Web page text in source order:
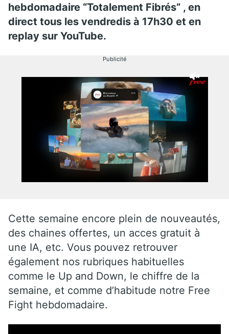
hebdomadaire “Totalement Fibrés” , en
direct tous les vendredis à 17h30 et en
replay sur YouTube.
Publicité
Cette semaine encore plein de nouveautés,
des chaines offertes, un acces gratuit à
une IA, etc. Vous pouvez retrouver
également nos rubriques habituelles
comme le Up and Down, le chiffre de la
semaine, et comme d’habitude notre Free
Fight hebdomadaire.